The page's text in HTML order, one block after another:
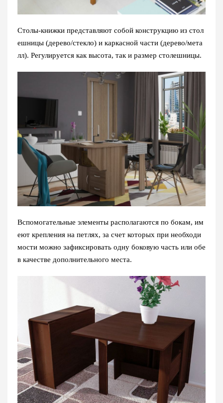
Столы-книжки представляют собой конструкцию из стол
ешницы (дерево/стекло) и каркасной части (дерево/мета
лл). Регулируется как высота, так и размер столешницы.
Вспомогательные элементы располагаются по бокам, им
еют крепления на петлях, за счет которых при необходи
мости можно зафиксировать одну боковую часть или обе
в качестве дополнительного места.